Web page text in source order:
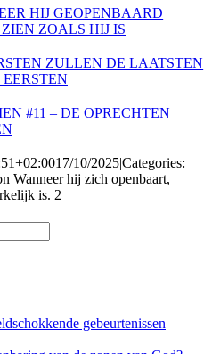
HIJ GEOPENBAARD
ZOALS HIJ IS
ZULLEN DE LAATSTEN
#11 – DE OPRECHTEN
17/10/2025|Categories:
Wanneer hij zich openbaart,
is. 2
gebeurtenissen